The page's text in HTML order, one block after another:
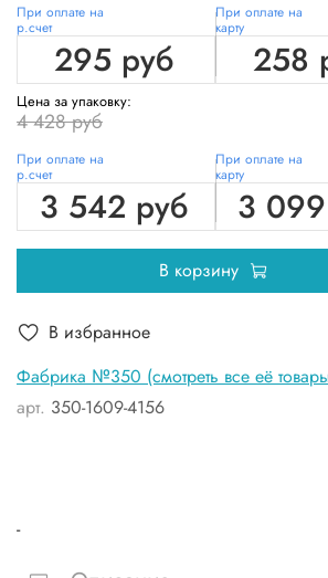
Фабрика №350 (смотреть все её
арт. 350-1609-4156
При оплате на
р.счет
295 руб
При оплате на
карту
258
Цена за упаковку:
4 428 руб
При оплате на
р.счет
3 542 руб
При оплате на
карту
3
В корзину
В избранное
-